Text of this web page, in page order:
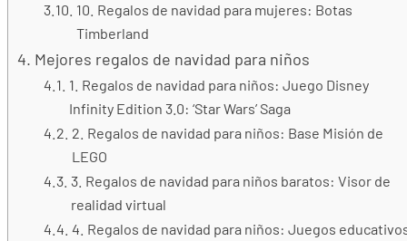
10. Regalos de navidad para mujeres: Botas
Timberland
Mejores regalos de navidad para niños
1. Regalos de navidad para niños: Juego Disney
Infinity Edition 3.0: ‘Star Wars’ Saga
2. Regalos de navidad para niños: Base Misión de
LEGO
3. Regalos de navidad para niños baratos: Visor de
realidad virtual
4. Regalos de navidad para niños: Juegos